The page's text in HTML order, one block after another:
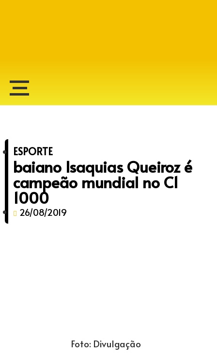
ESPORTE
baiano Isaquias Queiroz é
campeão mundial no C1
1000
26/08/2019
Foto: Divulgação